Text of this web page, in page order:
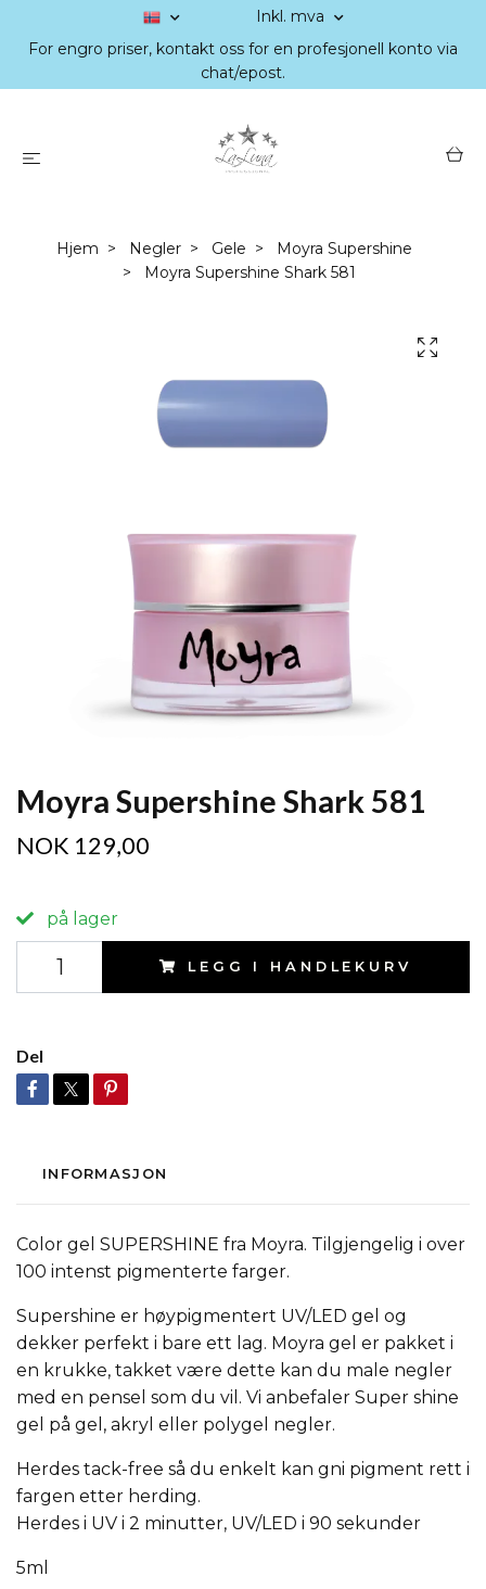
Inkl. mva
For engro priser, kontakt oss for en profesjonell konto via
chat/epost.
Hjem Negler Gele
Moyra Supershine
Moyra Supershine Shark 581
Moyra Supershine Shark 581
NOK 129,00
på lager
LEGG I HANDLEKURV
Del
INFORMASJON
Color gel SUPERSHINE fra Moyra. Tilgjengelig i over
100 intenst pigmenterte farger.
Supershine er høypigmentert UV/LED gel og
dekker perfekt i bare ett lag. Moyra gel er pakket i
en krukke, takket være dette kan du male negler
med en pensel som du vil. Vi anbefaler Super shine
gel på gel, akryl eller polygel negler.
Herdes tack-free så du enkelt kan gni pigment rett i
fargen etter herding.
Herdes i UV i 2 minutter, UV/LED i 90 sekunder
5ml